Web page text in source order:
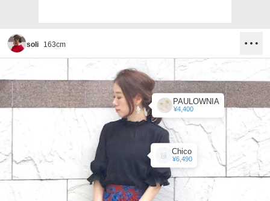
soli 163cm
Chico
¥6,490
PAULOWNIA
¥4,400